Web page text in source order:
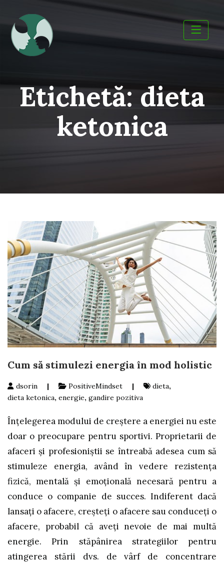
content
Etichetă:dieta
ketonica
Cum să stimulezi energia în mod holistic
dsorin | PositiveMindset | dieta,
dieta ketonica, energie, gandire pozitiva
Înțelegerea modului de creștere a energiei nu este
doar o preocupare pentru sportivi. Proprietarii de
afaceri și profesioniștii se întreabă adesea cum să
stimuleze energia, având în vedere rezistența
fizică, mentală și emoțională necesară pentru a
conduce o companie de succes. Indiferent dacă
lansați o afacere, creșteți o afacere sau conduceți o
afacere, probabil că aveți nevoie de mai multă
energie. Prin stăpânirea strategiilor pentru
atingerea stării dvs. de vârf de concentrare